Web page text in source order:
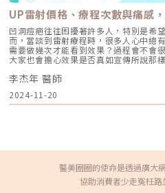
程。過度的拉提會造成僵硬感，變成災
的術前評估，結合解剖學知識與醫師美
大的結構價值。老化是一定的，但我們
為妳的支撐力，讓美麗在正確的層次上
解答 (FAQ) 秘線拉提和手術拉皮有什麼
刀並切除多餘皮膚，適合重度下垂者；
針孔入線，恢復期短，適合中輕度鬆弛
不會臉很腫或不能笑？ 術後會有輕微腫
大的表情動作（如大笑、張大口嚼硬物
交與表情。 PDO 線材多久會吸收完？
左右會被完全代謝，但其引發的膠原蛋
但希望拉提感更明顯，秘線拉提是非常
生。患者務必遵照醫師指示用藥物，並
風險。• 術後不如預期術後最令人擔心
息，這些因素都往往影響傷口的癒合進
敗的風險。若要進行第二次手術的難度
時間來重修。與其面臨可能再度重修，
敗該怎辦？如何補救？• 找尋臨床經驗
對於第一次更具挑戰性，也會提升手術
雙方需充分了解失敗原因。因此選擇一
常重要，以確保將受損的雙眼皮能安心
新選擇施作方式在醫師了解患者失敗的
時根據眼型、眼皮給予適合的解決方案
UP雷射價格、療程次數與痛感
凹洞痘疤往往困擾著許多人，特別是希
而，當談到雷射療程時，很多人心中總
需要做幾次才能看到效果？過程會不會
大家也會擔心效果是否真如宣傳所說那
效不大」的情況。UP雷射被視為治療凹
待，但不少人因為價格和痛感而猶豫不
成為大家最佳理想的選擇呢？杰膚美診
合適的方式進行UP雷射，達到更理想的
雷射價格真的有比較高嗎?在美容醫學
格是決定是否進行治療的最重要因素。
疤痕的類型來選擇，並不是只有價格決
同品牌的機器表現也不盡相同；更重要
李杰年 醫師
2024-11-20
醫美圈圈的使命是透過廣大
協助消費者少走冤枉